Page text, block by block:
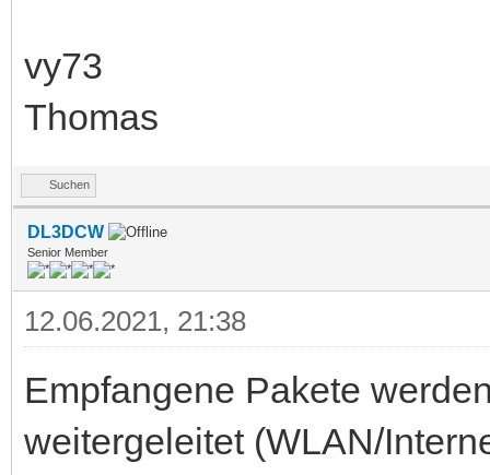
vy73
Thomas
Suchen
DL3DCW
Senior Member
12.06.2021, 21:38
Empfangene Pakete
weitergeleitet (WLAN/